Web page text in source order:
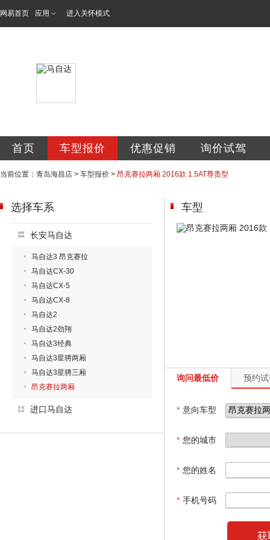
网易首页 应用 进入关怀模式
首页 车型报价 优惠促销 询价试驾
当前位置： 青岛海昌店 > 车型报价 > 昂克赛拉两厢 2016款 1.5AT尊贵型
选择车系
长安马自达
马自达3 昂克赛拉
马自达CX-30
马自达CX-5
马自达CX-8
马自达2
马自达2劲翔
马自达3经典
马自达3星骋两厢
马自达3星骋三厢
昂克赛拉两厢
进口马自达
车型
询问最低价 预约
* 意向车型
* 您的城市
* 您的姓名
* 手机号码
获